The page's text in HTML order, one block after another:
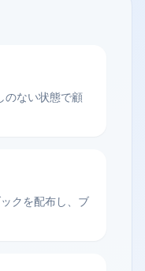
ない状態で顧
クを配布し、ブ